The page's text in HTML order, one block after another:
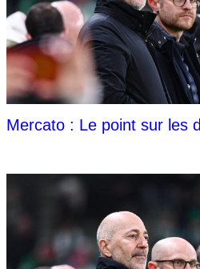
Mercato : Le point sur les